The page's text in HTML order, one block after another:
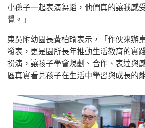
小孫子一起表演舞蹈，他們真的讓我感
覺。」
東吳附幼園長黃柏瑜表示，「作伙來辦
發表，更是園所長年推動生活教育的實
扮演，讓孩子學會規劃、合作、表達與
區真實看見孩子在生活中學習與成長的